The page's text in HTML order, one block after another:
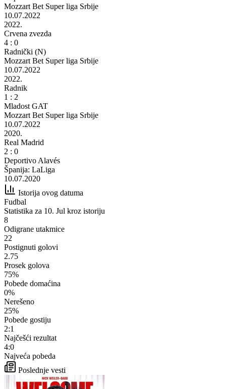
Mozzart Bet Super liga Srbije
10.07.2022
2022.
Crvena zvezda
4 : 0
Radnički (N)
Mozzart Bet Super liga Srbije
10.07.2022
2022.
Radnik
1 : 2
Mladost GAT
Mozzart Bet Super liga Srbije
10.07.2022
2020.
Real Madrid
2 : 0
Deportivo Alavés
Španija: LaLiga
10.07.2020
Istorija ovog datuma
Fudbal
Statistika za 10. Jul kroz istoriju
8
Odigrane utakmice
22
Postignuti golovi
2.75
Prosek golova
75%
Pobede domaćina
0%
Nerešeno
25%
Pobede gostiju
2:1
Najčešći rezultat
4:0
Najveća pobeda
Poslednje vesti